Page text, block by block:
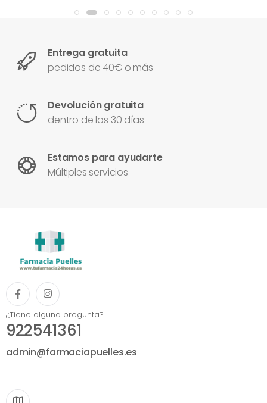
Entrega gratuita
pedidos de 40€ o más
Devolución gratuita
dentro de los 30 días
Estamos para ayudarte
Múltiples servicios
¿Tiene alguna pregunta?
922541361
admin@farmaciapuelles.es